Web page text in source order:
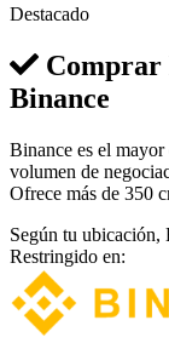
Destacado
Comprar
Binance
Binance es el
volumen de
Ofrece más de 350
Según tu ubicación,
Restringido en: